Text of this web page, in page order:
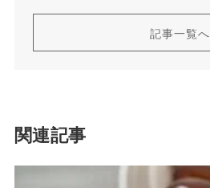
記事一覧へ
関連記事